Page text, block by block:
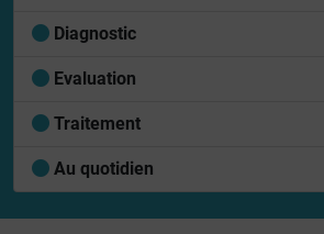
Diagnostic
Evaluation
Traitement
Au quotidien